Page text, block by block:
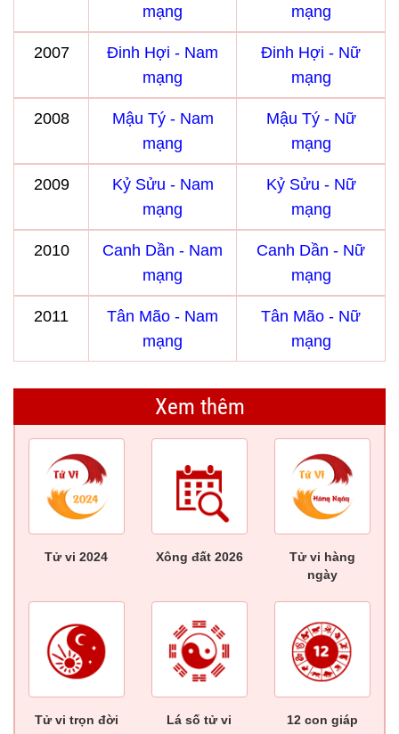
mạng
mạng
2007
Đinh Hợi - Nam
mạng
Đinh Hợi - Nữ
mạng
2008
Mậu Tý - Nam
mạng
Mậu Tý - Nữ
mạng
2009
Kỷ Sửu - Nam
mạng
Kỷ Sửu - Nữ
mạng
2010
Canh Dần - Nam
mạng
Canh Dần - Nữ
mạng
2011
Tân Mão - Nam
mạng
Tân Mão - Nữ
mạng
Xem thêm
Tử vi 2024 Xông đất 2026
Tử vi hàng
ngày
Tử vi trọn đời Lá số tử vi 12 con giáp